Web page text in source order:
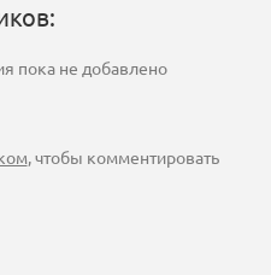
пока не добавлено
, чтобы комментировать